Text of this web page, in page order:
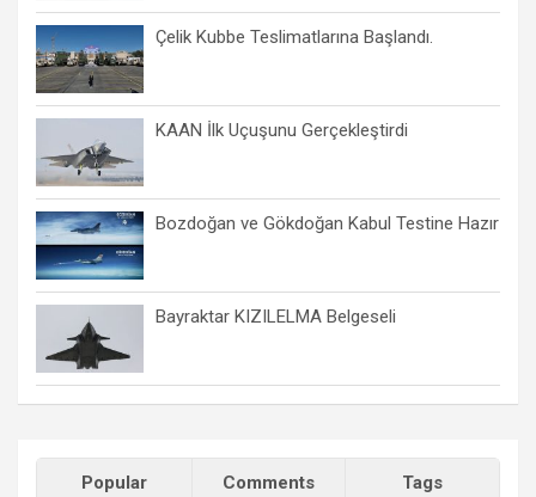
Çelik Kubbe Teslimatlarına Başlandı.
KAAN İlk Uçuşunu Gerçekleştirdi
Bozdoğan ve Gökdoğan Kabul Testine Hazır
Bayraktar KIZILELMA Belgeseli
Popular Comments Tags